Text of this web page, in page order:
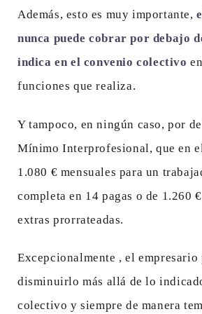
Además, esto es muy importante,
nunca puede cobrar por debajo
indica en el convenio colectivo
funciones que realiza.
Y tampoco, en ningún caso, por
Mínimo Interprofesional, que en
1.080 € mensuales para un
completa en 14 pagas o de 1.260
extras prorrateadas.
Excepcionalmente , el empresario
disminuirlo más allá de lo
colectivo y siempre de manera